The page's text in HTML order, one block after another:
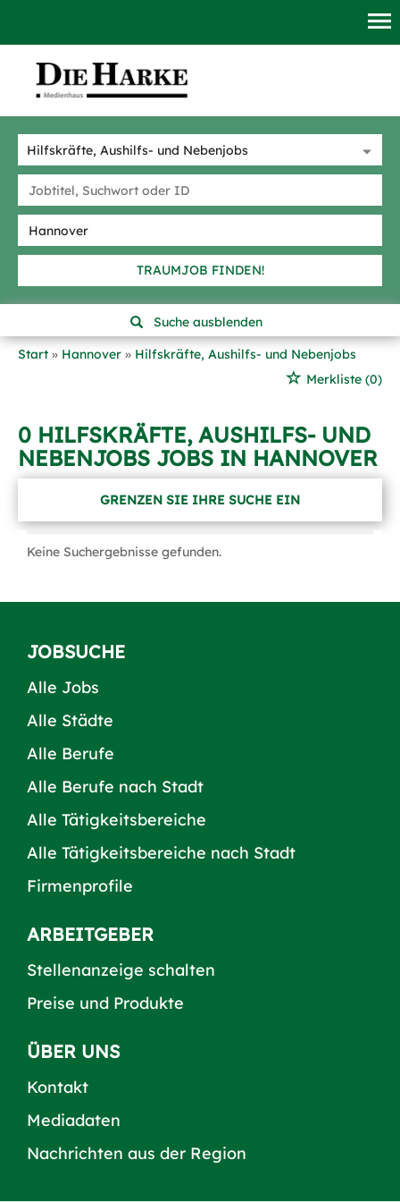
TRAUMJOB FINDEN!
Suche ausblenden
Start
Hannover
Hilfskräfte, Aushilfs- und Nebenjobs
Merkliste (0)
0 HILFSKRÄFTE, AUSHILFS- UND
NEBENJOBS JOBS IN HANNOVER
GRENZEN SIE IHRE SUCHE EIN
Keine Suchergebnisse gefunden.
JOBSUCHE
Alle Jobs
Alle Städte
Alle Berufe
Alle Berufe nach Stadt
Alle Tätigkeitsbereiche
Alle Tätigkeitsbereiche nach Stadt
Firmenprofile
ARBEITGEBER
Stellenanzeige schalten
Preise und Produkte
ÜBER UNS
Kontakt
Mediadaten
Nachrichten aus der Region